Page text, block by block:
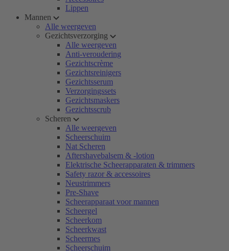
Lippen
Mannen
Alle weergeven
Gezichtsverzorging
Alle weergeven
Anti-veroudering
Gezichtscrème
Gezichtsreinigers
Gezichtsserum
Verzorgingssets
Gezichtsmaskers
Gezichtsscrub
Scheren
Alle weergeven
Scheerschuim
Nat Scheren
Aftershavebalsem & -lotion
Elektrische Scheerapparaten & trimmers
Safety razor & accessoires
Neustrimmers
Pre-Shave
Scheerapparaat voor mannen
Scheergel
Scheerkom
Scheerkwast
Scheermes
Scheerschuim